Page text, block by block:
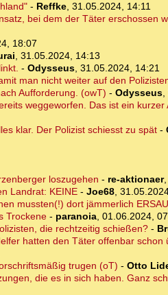
- Reffke, 31.05.2024, 14:11
bei dem der Täter erschossen
18:07
, 31.05.2024, 14:13
- Odysseus, 31.05.2024, 14:21
man nicht weiter auf den
Aufforderung. (owT) - Odysseus,
weggeworfen. Das ist ein kurzer
klar. Der Polizist schiesst zu spät-
loszugehen - re-aktionaer,
Landrat: KEINE- Joe68,
mussten(!) dort jämmerlich
Trockene- paranoia, 01.06.2024,
die rechtzeitig schießen?-
hatten den Täter offenbar
trugen (oT) - Otto
die es in sich haben. Ganz